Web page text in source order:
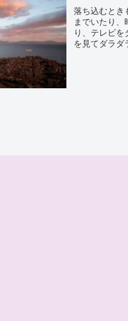
落ち込むとき
までいたり
り、テレビ
を見てダラダ